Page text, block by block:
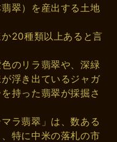
翠）を産出する土地
20種類以上あると言
のリラ翡翠や、深緑
浮き出ているジャガ
持った翡翠が採掘さ
ラ翡翠」は、数ある
特に中米の落札の市